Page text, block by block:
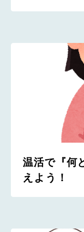
温活で『何
えよう！